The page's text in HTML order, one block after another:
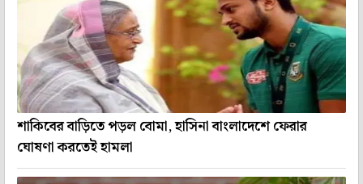
শাকিবের বাড়িতে পড়ল বোমা, হাসিনা বাংলাদেশে ফেরার
ঘোষণা করতেই হামলা